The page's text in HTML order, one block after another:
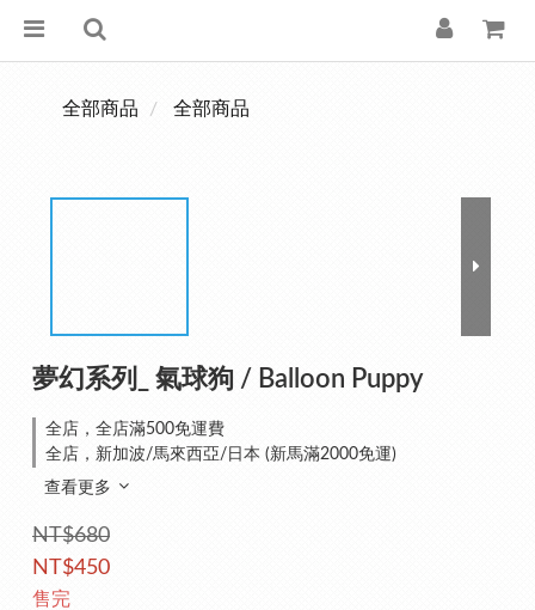
全部商品 全部商品
夢幻系列_ 氣球狗 / Balloon Puppy
全店，全店滿500免運費
全店，新加波/馬來西亞/日本 (新馬滿2000免運)
查看更多
NT$680
NT$450
售完